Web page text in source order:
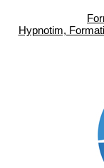
Hypnotim,